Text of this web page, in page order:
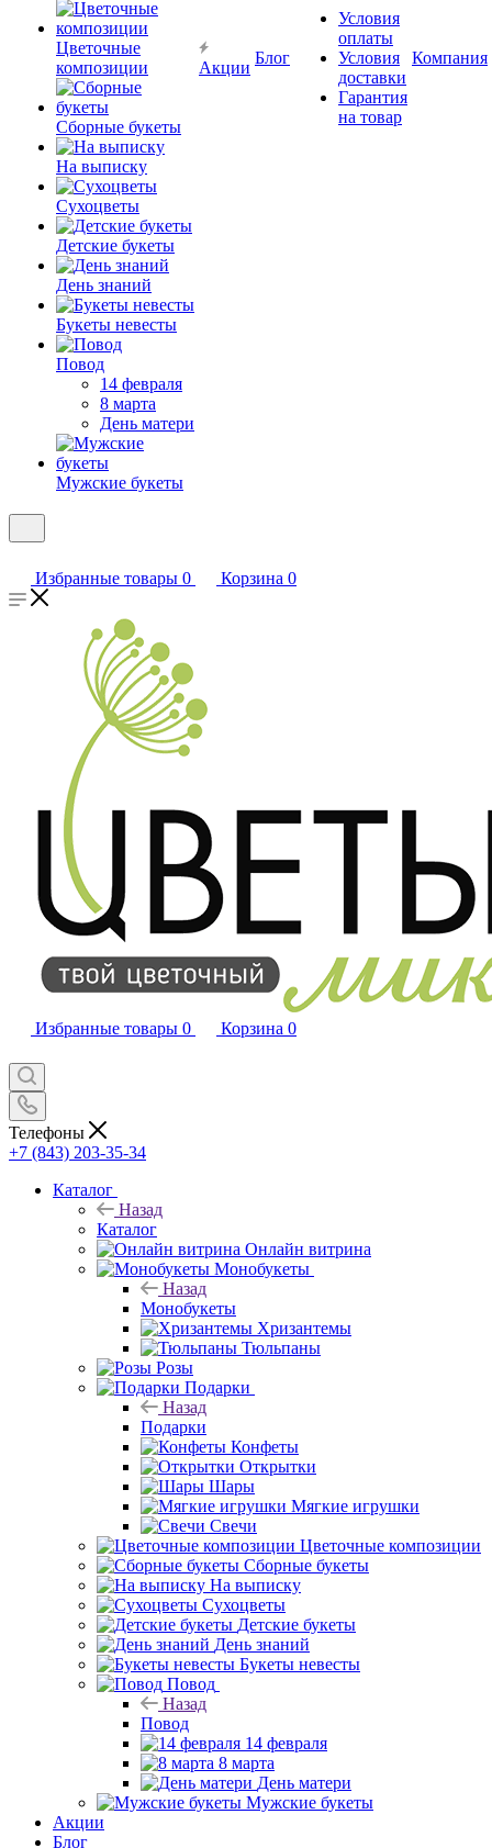
Цветочные
композиции
Сборные букеты
На выписку
Сухоцветы
Детские букеты
День знаний
Букеты невесты
Повод
14 февраля
8 марта
День матери
Мужские букеты
Акции
Блог
Условия
оплаты
Условия
доставки
Гарантия
на товар
Компания
Избранные товары 0 Корзина 0
Избранные товары 0 Корзина 0
Телефоны
+7 (843) 203-35-34
Каталог
Назад
Каталог
Онлайн витрина
Монобукеты
Назад
Монобукеты
Хризантемы
Тюльпаны
Розы
Подарки
Назад
Подарки
Конфеты
Открытки
Шары
Мягкие игрушки
Свечи
Цветочные композиции
Сборные букеты
На выписку
Сухоцветы
Детские букеты
День знаний
Букеты невесты
Повод
Назад
Повод
14 февраля
8 марта
День матери
Мужские букеты
Акции
Блог